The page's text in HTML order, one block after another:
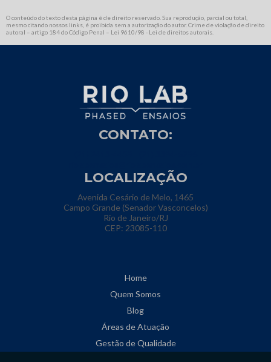
O conteúdo do texto desta página é de direito reservado. Sua reprodução, parcial ou total,
mesmo citando nossos links, é proibida sem a autorização do autor. Crime de violação de direito
autoral – artigo 184 do Código Penal – Lei 9610/98 - Lei de direitos autorais
CONTATO:
LOCALIZAÇÃO
Avenida Cesário de Melo, 1465
Campo Grande (Senador Vasconcelos)
Rio de Janeiro/RJ
CEP: 23085-110
Home
Quem Somos
Blog
Áreas de Atuação
Gestão de Qualidade